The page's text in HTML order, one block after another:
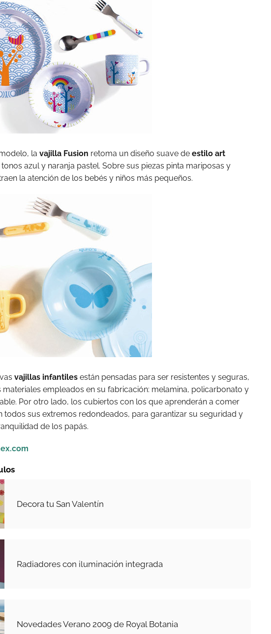
la vajilla Fusion retoma un diseño suave de estilo art
tonos azul y naranja pastel. Sobre sus piezas pinta mariposas y
la atención de los bebés y niños más pequeños.
vajillas infantiles están pensadas para ser resistentes y seguras,
materiales empleados en su fabricación: melamina, policarbonato y
Por otro lado, los cubiertos con los que aprenderán a comer
todos sus extremos redondeados, para garantizar su seguridad y
de los papás.
Decora tu San Valentín
Radiadores con iluminación integrada
Novedades Verano 2009 de Royal Botania